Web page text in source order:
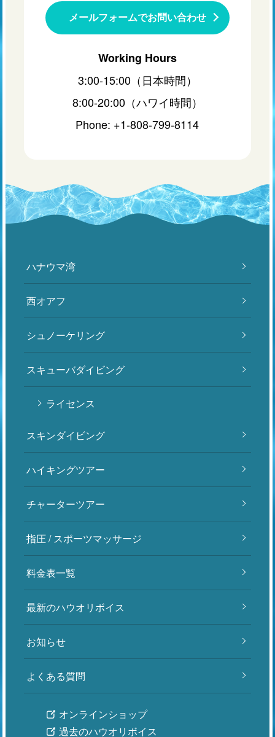
メールフォームでお問い合わせ
Working Hours
3:00-15:00（日本時間）
8:00-20:00（ハワイ時間）
Phone: +1-808-799-8114
ハナウマ湾
西オアフ
シュノーケリング
スキューバダイビング
ライセンス
スキンダイビング
ハイキングツアー
チャーターツアー
指圧 / スポーツマッサージ
料金表一覧
最新のハウオリボイス
お知らせ
よくある質問
オンラインショップ
過去のハウオリボイス